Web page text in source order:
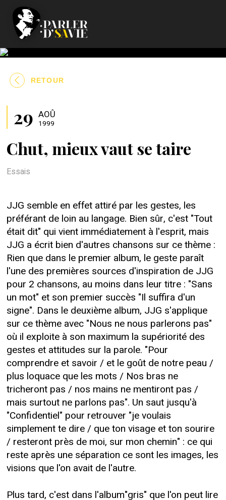
RETOUR
Chut, mieux vaut se taire
29 AOÛ
1999
Essais
JJG semble en effet attiré par les gestes, les
préférant de loin au langage. Bien sûr, c'est "Tout
était dit" qui vient immédiatement à l'esprit, mais
JJG a écrit bien d'autres chansons sur ce thème :
Rien que dans le premier album, le geste paraît
l'une des premières sources d'inspiration de JJG
pour 2 chansons, au moins dans leur titre : "Sans
un mot" et son premier succès "Il suffira d'un
signe". Dans le deuxième album, JJG s'applique
sur ce thème avec "Nous ne nous parlerons pas"
où il exploite à son maximum la supériorité des
gestes et attitudes sur la parole. "Pour
comprendre et savoir / et le goût de notre peau /
plus loquace que les mots / Nos bras ne
tricheront pas / nos mains ne mentiront pas /
mais surtout ne parlons pas". Un saut jusqu'à
"Confidentiel" pour retrouver "je voulais
simplement te dire / que ton visage et ton sourire
/ resteront près de moi, sur mon chemin" : ce qui
reste après une séparation ce sont les images, les
visions que l'on avait de l'autre.
Plus tard, c'est dans l'album"gris" que l'on peut lire